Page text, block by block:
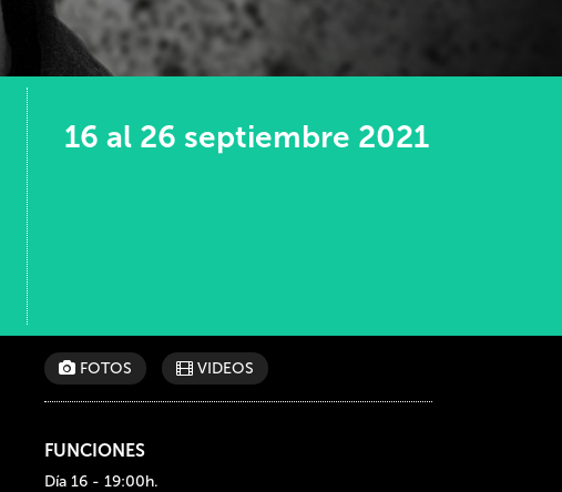
16 al 26 septiembre 2021
FOTOS VIDEOS
FUNCIONES
Día 16 - 19:00h.